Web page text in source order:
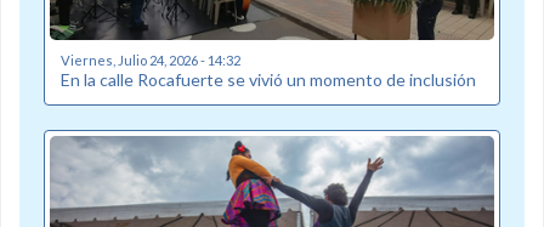
Viernes, Julio 24, 2026 - 14:32
En la calle Rocafuerte se vivió un momento de inclusión